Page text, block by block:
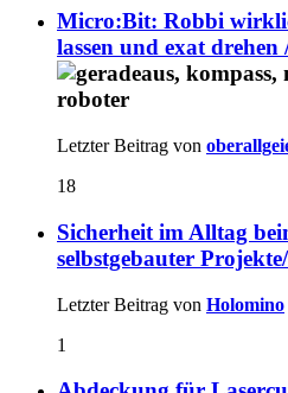
Micro:Bit: Robbi
lassen und exat drehen
Letzter Beitrag von
18
Sicherheit im Alltag
selbstgebauter
Letzter Beitrag von Holomino
1